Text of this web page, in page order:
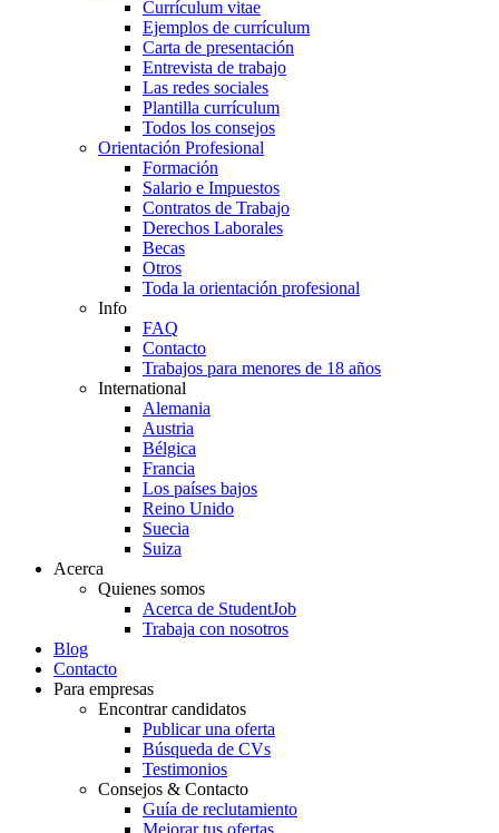
Currículum vitae
Ejemplos de currículum
Carta de presentación
Entrevista de trabajo
Las redes sociales
Plantilla currículum
Todos los consejos
Orientación Profesional
Formación
Salario e Impuestos
Contratos de Trabajo
Derechos Laborales
Becas
Otros
Toda la orientación profesional
Info
FAQ
Contacto
Trabajos para menores de 18 años
International
Alemania
Austria
Bélgica
Francia
Los países bajos
Reino Unido
Suecia
Suiza
Acerca
Quienes somos
Acerca de StudentJob
Trabaja con nosotros
Blog
Contacto
Para empresas
Encontrar candidatos
Publicar una oferta
Búsqueda de CVs
Testimonios
Consejos & Contacto
Guía de reclutamiento
Mejorar tus ofertas